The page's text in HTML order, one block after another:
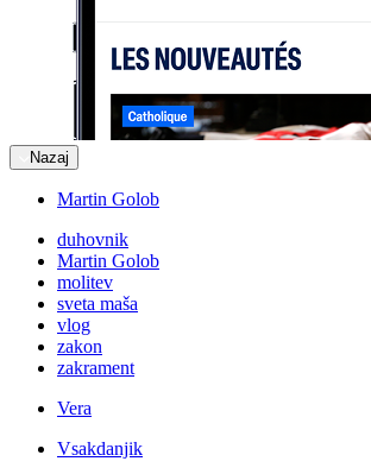
Nazaj
Martin Golob
duhovnik
Martin Golob
molitev
sveta maša
vlog
zakon
zakrament
Vera
Vsakdanjik